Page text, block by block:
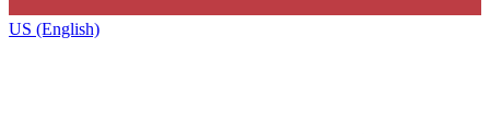
US (English)